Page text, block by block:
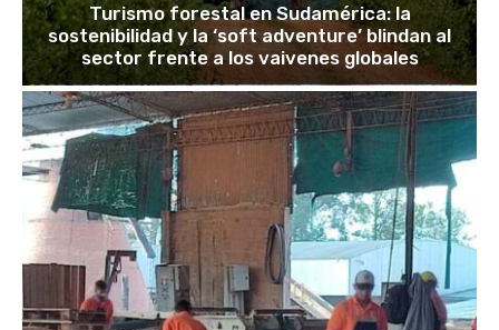
Turismo forestal en Sudamérica: la
sostenibilidad y la ‘soft adventure’ blindan al
sector frente a los vaivenes globales